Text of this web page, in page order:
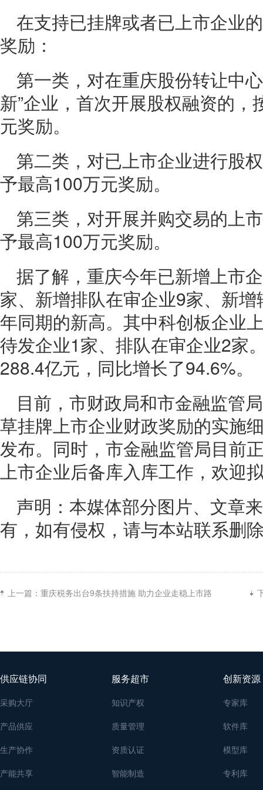
在支持已挂牌或者已上市企业
奖励：
第一类，对在重庆股份转让中
新”企业，首次开展股权融资的
元奖励。
第二类，对已上市企业进行股
予最高100万元奖励。
第三类，对开展并购交易的上
予最高100万元奖励。
据了解，重庆今年已新增上市
家、新增排队在审企业9家、新
年同期的新高。其中科创板企业
待发企业1家、排队在审企业2家
288.4亿元，同比增长了94.6%。
目前，市财政局和市金融监管
草挂牌上市企业财政奖励的实施
发布。同时，市金融监管局目前
上市企业后备库入库工作，欢迎
声明：本媒体部分图片、文章
有，如有侵权，请与本站联系删
上一篇： 重庆税务出台9条扶持措施 助力企业走稳上市路
供应链协同
采购大厅
产品供应
生产协作
产能共享
服务超市
知识产权
质量管理
资质认证
智能制造
创新资源
专家库
软件库
模型库
专利库